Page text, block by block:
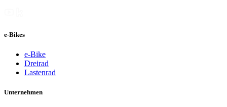
e-Bikes
e-Bike
Dreirad
Lastenrad
Unternehmen